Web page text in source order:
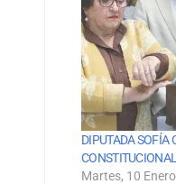
DIPUTADA SOFÍA
Martes, 10